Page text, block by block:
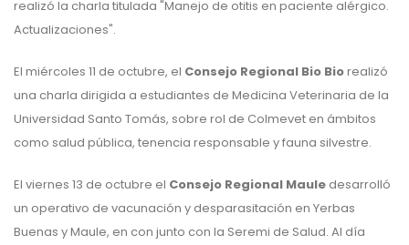
realizó la charla titulada "Manejo de otitis en paciente alérgico.
Actualizaciones".
El miércoles 11 de octubre, el Consejo Regional Bio Biorealizó
una charla dirigida a estudiantes de Medicina Veterinaria de la
Universidad Santo Tomás, sobre rol de Colmevet en ámbitos
como salud pública, tenencia responsable y fauna silvestre.
El viernes 13 de octubre el Consejo Regional Maule desarrolló
un operativo de vacunación y desparasitación en Yerbas
Buenas y Maule, en con junto con la Seremi de Salud. Al día